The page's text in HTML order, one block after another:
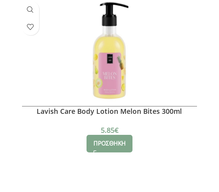
Lavish Care Body Lotion Melon Bites 300ml
5.85€
ΠΡΟΣΘΗΚΗ